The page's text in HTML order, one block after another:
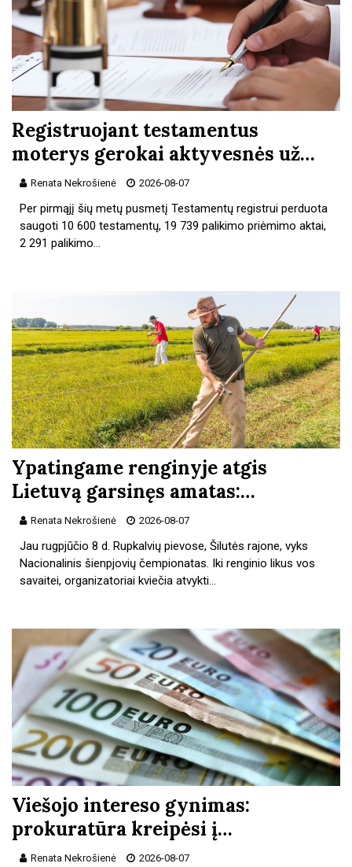
Registruojant testamentus
moterys gerokai aktyvesnės už…
Renata Nekrošienė 2026-08-07
Per pirmąjį šių metų pusmetį Testamentų registrui perduota
saugoti 10 600 testamentų, 19 739 palikimo priėmimo aktai,
2 291 palikimo…
Ypatingame renginyje atgis
Lietuvą garsinęs amatas:…
Renata Nekrošienė 2026-08-07
Jau rugpjūčio 8 d. Rupkalvių pievose, Šilutės rajone, vyks
Nacionalinis šienpjovių čempionatas. Iki renginio likus vos
savaitei, organizatoriai kviečia atvykti…
Viešojo intereso gynimas:
prokuratūra kreipėsi į…
Renata Nekrošienė 2026-08-07